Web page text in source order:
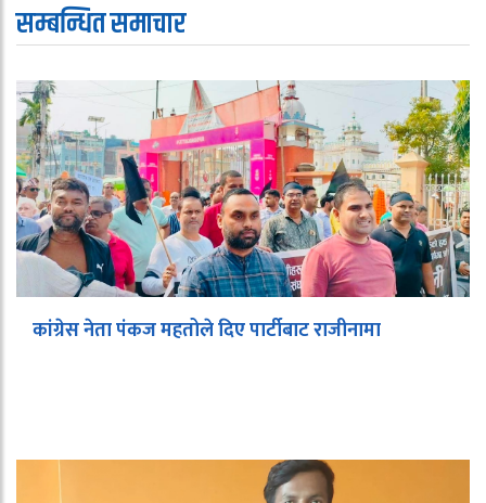
सम्बन्धित समाचार
कांग्रेस नेता पंकज महतोले दिए पार्टीबाट राजीनामा